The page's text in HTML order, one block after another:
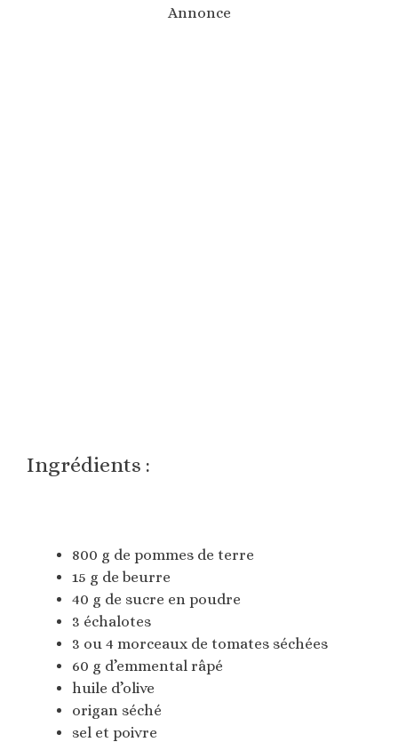
Annonce
Ingrédients :
800 g de pommes de terre
15 g de beurre
40 g de sucre en poudre
3 échalotes
3 ou 4 morceaux de tomates séchées
60 g d’emmental râpé
huile d’olive
origan séché
sel et poivre